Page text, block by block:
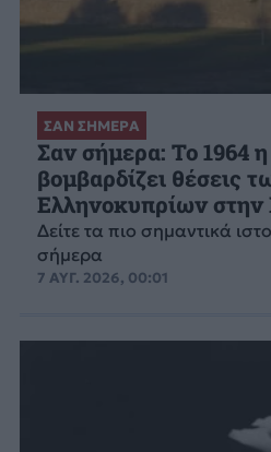
ΣΑΝ ΣΗΜΕΡΑ
Σαν σήμερα: Το 1964
βομβαρδίζει θέσεις
Ελληνοκυπρίων
Δείτε τα πιο σημαντικά
σήμερα
7 ΑΥΓ. 2026, 00:01